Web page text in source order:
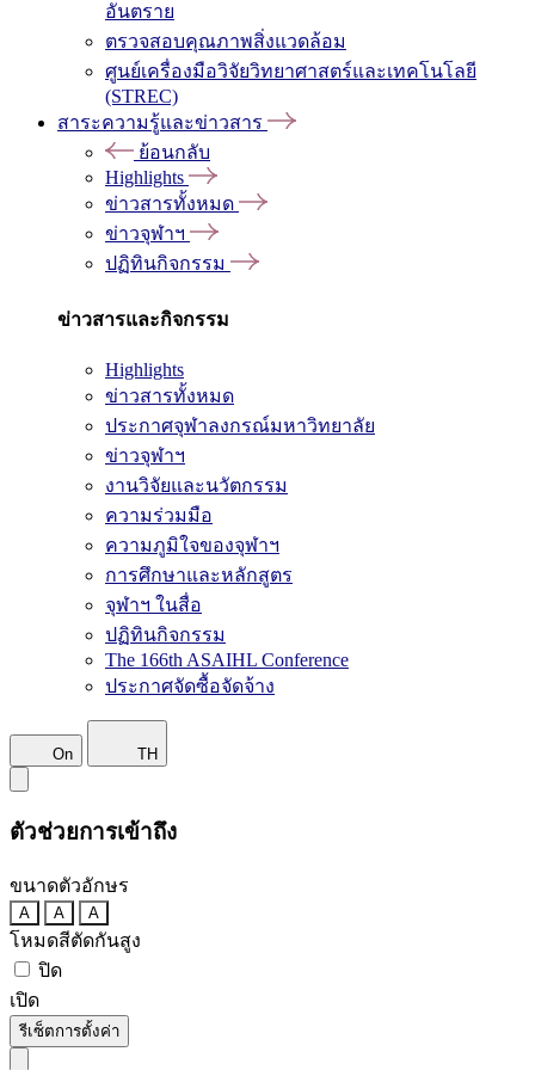
อันตราย
ตรวจสอบคุณภาพสิ่งแวดล้อม
ศูนย์เครื่องมือวิจัยวิทยาศาสตร์และเทคโนโลยี
(STREC)
สาระความรู้และข่าวสาร
ย้อนกลับ
Highlights
ข่าวสารทั้งหมด
ข่าวจุฬาฯ
ปฏิทินกิจกรรม
ข่าวสารและกิจกรรม
Highlights
ข่าวสารทั้งหมด
ประกาศจุฬาลงกรณ์มหาวิทยาลัย
ข่าวจุฬาฯ
งานวิจัยและนวัตกรรม
ความร่วมมือ
ความภูมิใจของจุฬาฯ
การศึกษาและหลักสูตร
จุฬาฯ ในสื่อ
ปฏิทินกิจกรรม
The 166th ASAIHL Conference
ประกาศจัดซื้อจัดจ้าง
On TH
ตัวช่วยการเข้าถึง
ขนาดตัวอักษร
A A A
โหมดสีตัดกันสูง
ปิด
เปิด
รีเซ็ตการตั้งค่า